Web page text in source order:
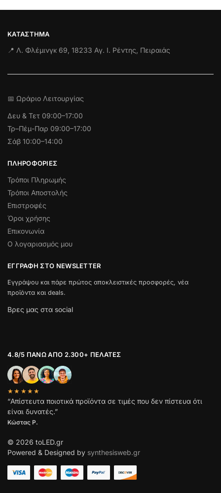
ΚΑΤΆΣΤΗΜΑ
📍 Λ. Φλέμινγκ 69, 18233 Αγ. Ι. Ρέντης, Πειραιάς
📅 Ωράριο Λειτουργίας
Δευ & Τετ 09:00–17:00
Τρ–Πέμ-Παρ 09:00–17:00
Σάβ 10:00–14:00
ΠΛΗΡΟΦΟΡΊΕΣ
Τρόποι Πληρωμής
Τρόποι Αποστολής
Επιστροφές
Όροι χρήσης
Επικονωνία
Ο λογαριασμός μου
ΕΓΓΡΑΦΉ ΣΤΟ NEWSLETTER
Εγγράψου και πάρε πρώτος αποκλειστικές προσφορές, νέα
προϊόντα και deals.
Βρες μας στα social
4.8/5 ΠΆΝΩ ΑΠΌ 2.300+ ΠΕΛΆΤΕΣ
★★★★★
“Απίστευτα ποιοτικά προϊόντα σε τιμές που δεν πίστευα ότι
είναι δυνατές.”
Κώστας Ρ.
© 2026 toLED.gr
Powered & Designed by synthesisweb.gr